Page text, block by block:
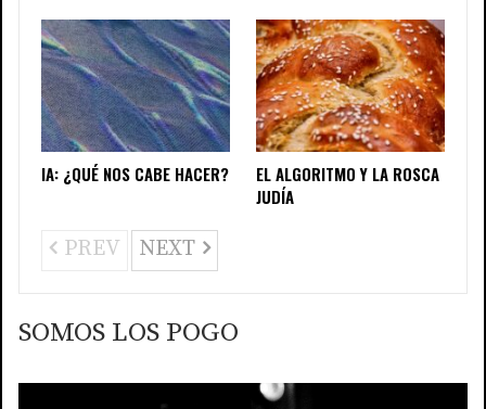
IA: ¿QUÉ NOS CABE HACER?
EL ALGORITMO Y LA ROSCA
JUDÍA
PREV NEXT
SOMOS LOS POGO